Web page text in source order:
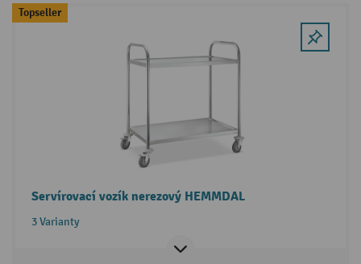
Topseller
Servírovací vozík nerezový HEMMDAL
3 Varianty